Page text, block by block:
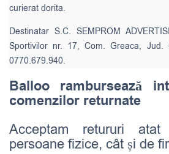
curierat dorita.
Destinatar S.C. SEMPROM
Sportivilor nr. 17, Com. Greaca, Jud.
0770.679.940.
Balloo rambursează
comenzilor returnate
Acceptam retururi
persoane fizice, cât și de